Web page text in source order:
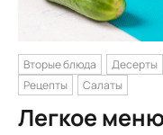
Вторые блюда Десерты
Рецепты
Салаты
Легкое